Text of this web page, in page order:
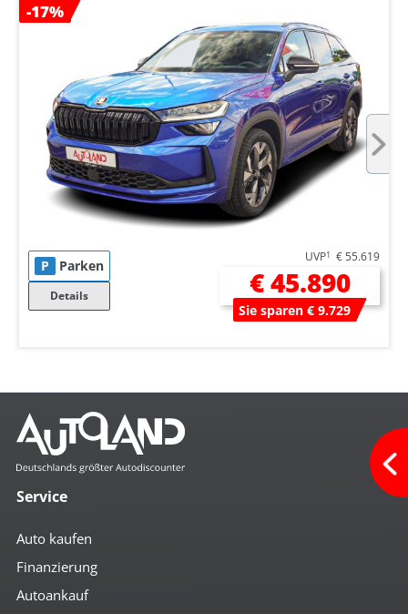
-17%
P Parken
Details
UVP1 € 55.619
€ 45.890
Sie sparen € 9.729
Service
Auto kaufen
Finanzierung
Autoankauf